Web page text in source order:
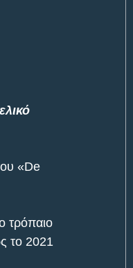
«De
τρόπαιο
το 2021